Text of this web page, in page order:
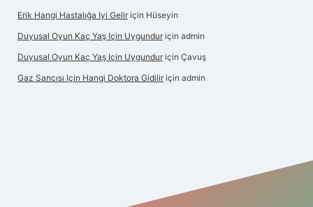
Erik Hangi Hastalığa Iyi Gelir için Hüseyin
Duyusal Oyun Kaç Yaş Için Uygundur için admin
Duyusal Oyun Kaç Yaş Için Uygundur için Çavuş
Gaz Sancısı Için Hangi Doktora Gidilir için admin